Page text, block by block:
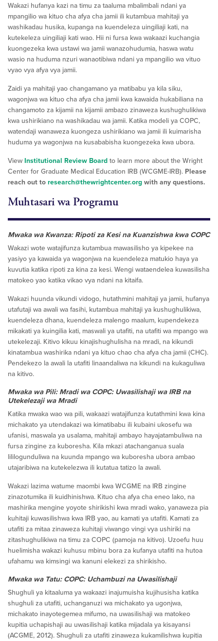
Wakazi hufanya kazi na timu za taaluma mbalimbali ndani ya
mpangilio wa kituo cha afya cha jamii ili kutambua mahitaji ya
washikadau husika, kupanga na kuendeleza uingiliaji kati, na
kutekeleza uingiliaji kati wao. Hii ni fursa kwa wakaazi kuchangia
kuongezeka kwa ustawi wa jamii wanazohudumia, haswa watu
wasio na huduma nzuri wanaotibiwa ndani ya mpangilio wa vituo
vyao vya afya vya jamii.
Zaidi ya mahitaji yao changamano ya matibabu ya kila siku,
wagonjwa wa kituo cha afya cha jamii kwa kawaida hukabiliana na
changamoto za kijamii na kijamii ambazo zinaweza kushughulikiwa
kwa ushirikiano na washikadau wa jamii. Katika modeli ya COPC,
watendaji wanaweza kuongeza ushirikiano wa jamii ili kuimarisha
huduma ya wagonjwa na kusababisha kuongezeka kwa ubora.
View Institutional Review Board to learn more about the Wright
Center for Graduate Medical Education IRB (WCGME-IRB). Please
reach out to research@thewrightcenter.org with any questions.
Muhtasari wa Programu
Mwaka wa Kwanza: Ripoti za Kesi na Kuanzishwa kwa COPC
Wakazi wote watajifunza kutambua mawasilisho ya kipekee na
yasiyo ya kawaida ya wagonjwa na kuendeleza matukio haya ya
kuvutia katika ripoti za kina za kesi. Wengi wataendelea kuwasilisha
matokeo yao katika vikao vya ndani na kitaifa.
Wakazi huunda vikundi vidogo, hutathmini mahitaji ya jamii, hufanya
utafutaji wa awali wa fasihi, kutambua mahitaji ya kushughulikiwa,
kuendeleza dhana, kuendeleza malengo maalum, kupendekeza
mikakati ya kuingilia kati, maswali ya utafiti, na utafiti wa mpango wa
utekelezaji. Kitivo kikuu kinajishughulisha na mradi, na kikundi
kinatambua washirika ndani ya kituo chao cha afya cha jamii (CHC).
Pendekezo la awali la utafiti linaandaliwa na kikundi na kukaguliwa
na kitivo.
Mwaka wa Pili: Mradi wa COPC: Uwasilishaji wa IRB na
Utekelezaji wa Mradi
Katika mwaka wao wa pili, wakaazi watajifunza kutathmini kwa kina
michakato ya utendakazi wa kimatibabu ili kubaini ukosefu wa
ufanisi, maswala ya usalama, mahitaji ambayo hayajatambuliwa na
fursa zingine za kuboresha. Kila mkazi atachanganua suala
lililogunduliwa na kuunda mpango wa kuboresha ubora ambao
utajaribiwa na kutekelezwa ili kutatua tatizo la awali.
Wakazi lazima watume maombi kwa WCGME na IRB zingine
zinazotumika ili kuidhinishwa. Kituo cha afya cha eneo lako, na
mashirika mengine yoyote shirikishi kwa mradi wako, yanaweza pia
kuhitaji kuwasilishwa kwa IRB yao, au kamati ya utafiti. Kamati za
utafiti za mitaa zinaweza kuhitaji viwango vingi vya ushiriki na
zitashughulikiwa na timu za COPC (pamoja na kitivo). Uzoefu huu
huelimisha wakazi kuhusu mbinu bora za kufanya utafiti na hutoa
ufahamu wa kimsingi wa kanuni elekezi za shirikisho.
Mwaka wa Tatu: COPC: Uchambuzi na Uwasilishaji
Shughuli ya kitaaluma ya wakaazi inajumuisha kujihusisha katika
shughuli za utafiti, uchanganuzi wa michakato ya ugonjwa,
michakato inayotegemea mifumo, na uwasilishaji wa matokeo
kupitia uchapishaji au uwasilishaji katika mijadala ya kisayansi
(ACGME, 2012). Shughuli za utafiti zinaweza kukamilishwa kupitia